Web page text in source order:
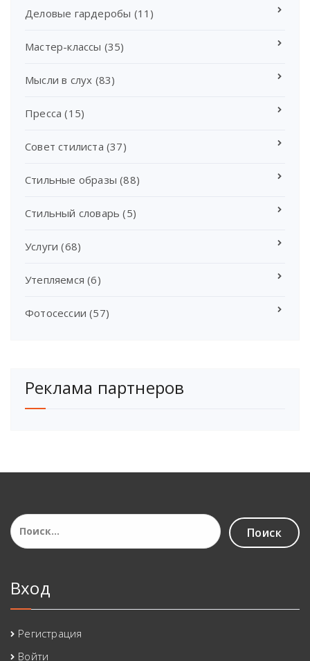
Деловые гардеробы (11)
Мастер-классы (35)
Мысли в слух (83)
Пресса (15)
Совет стилиста (37)
Стильные образы (88)
Стильный словарь (5)
Услуги (68)
Утепляемся (6)
Фотосессии (57)
Реклама партнеров
Найти:
Вход
Регистрация
Войти